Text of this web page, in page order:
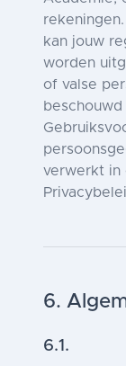
kan jouw
worden
of valse
verwerkt in
6.
6.1.